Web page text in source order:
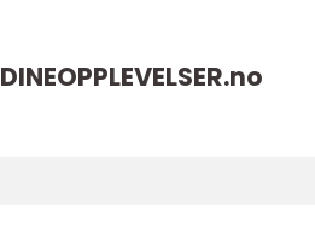
DINEOPPLEVELSER.no